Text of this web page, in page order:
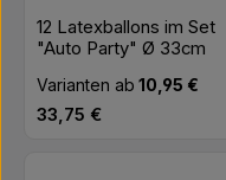
12 Latexballons im Set
"Auto Party" Ø 33cm
Varianten ab 10,95 €
Regulärer Preis:
33,75 €